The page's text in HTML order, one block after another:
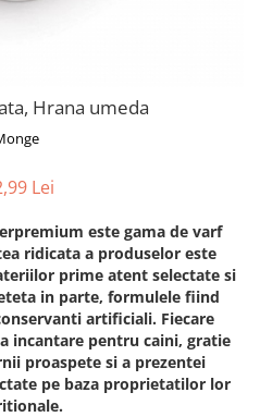
Hrana umeda
Lei
este gama de varf
ridicata a produselor este
prime atent selectate si
in parte, formulele fiind
artificiali. Fiecare
incantare pentru caini, gratie
proaspete si a prezentei
pe baza proprietatilor lor